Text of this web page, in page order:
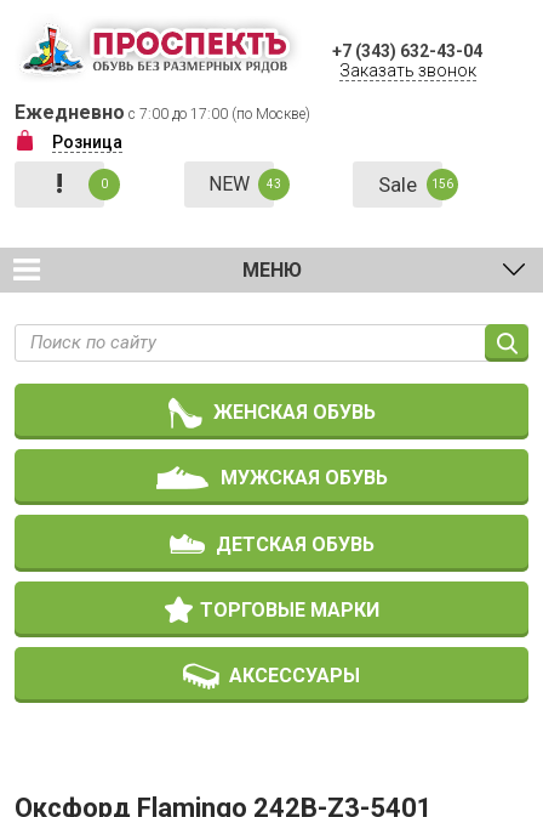
+7 (343) 632-43-04
Заказать звонок
Ежедневно с 7:00 до 17:00 (по Москве)
Розница
! 0 NEW 43 Sale 156
МЕНЮ
ЖЕНСКАЯ ОБУВЬ
МУЖСКАЯ ОБУВЬ
ДЕТСКАЯ ОБУВЬ
ТОРГОВЫЕ МАРКИ
АКСЕССУАРЫ
Оксфорд Flamingo 242B-Z3-5401